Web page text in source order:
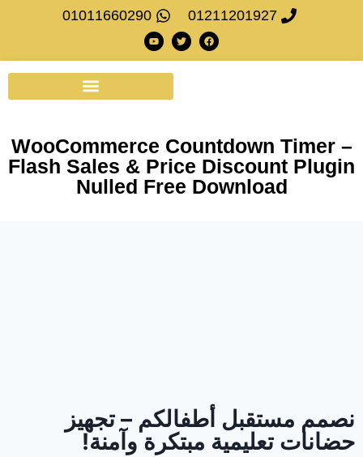
01211201927
01011660290
WooCommerce Countdown Timer –
Flash Sales & Price Discount Plugin
Nulled Free Download
نصمم مستقبل أطفالكم – تجهيز
حضانات تعليمية مبتكرة وآمنة!